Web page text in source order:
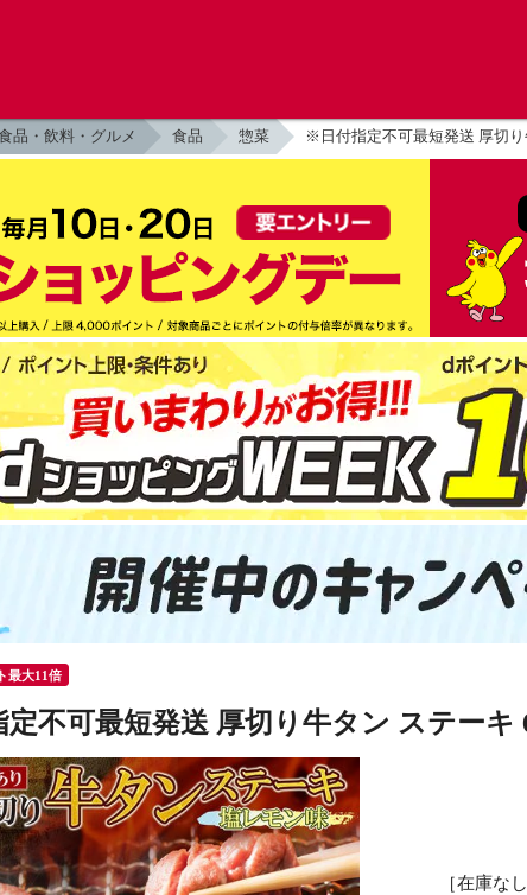
品・飲料・グルメ 食品 惣菜 ※日付指定不可最短発送 厚切
最大11倍
不可最短発送 厚切り牛タン ステーキ
［在庫な